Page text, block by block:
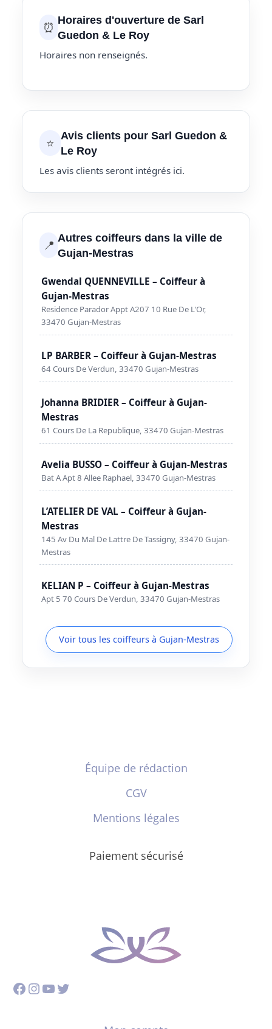
⏰ Horaires d'ouverture de Sarl
Guedon & Le Roy
Horaires non renseignés.
⭐ Avis clients pour Sarl Guedon &
Le Roy
Les avis clients seront intégrés ici.
📍 Autres coiffeurs dans la ville de
Gujan-Mestras
Gwendal QUENNEVILLE – Coiffeur à
Gujan-Mestras
Residence Parador Appt A207 10 Rue De L'Or,
33470 Gujan-Mestras
LP BARBER – Coiffeur à Gujan-Mestras
64 Cours De Verdun, 33470 Gujan-Mestras
Johanna BRIDIER – Coiffeur à Gujan-
Mestras
61 Cours De La Republique, 33470 Gujan-Mestras
Avelia BUSSO – Coiffeur à Gujan-Mestras
Bat A Apt 8 Allee Raphael, 33470 Gujan-Mestras
L’ATELIER DE VAL – Coiffeur à Gujan-
Mestras
145 Av Du Mal De Lattre De Tassigny, 33470 Gujan-
Mestras
KELIAN P – Coiffeur à Gujan-Mestras
Apt 5 70 Cours De Verdun, 33470 Gujan-Mestras
Voir tous les coiffeurs à Gujan-Mestras
Équipe de rédaction
CGV
Mentions légales
Paiement sécurisé
Facebook
Instagram
YouTube
Twitter